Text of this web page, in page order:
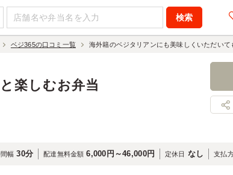
ベジ365の口コミ一覧 海外籍のベジタリアンにも美味しくいただいて
楽しむお弁当
幅 30分 配達無料金額 6,000円～46,000円 定休日 なし 支払